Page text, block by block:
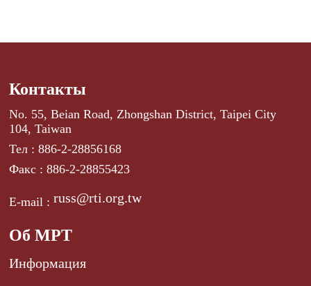
Контакты
No. 55, Beian Road, Zhongshan District, Taipei City
104, Taiwan
Тел : 886-2-28856168
Факс : 886-2-28855423
E-mail :russ@rti.org.tw
Об МРТ
Информация